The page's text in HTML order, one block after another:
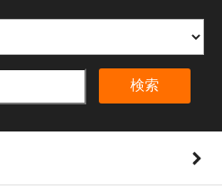
検索